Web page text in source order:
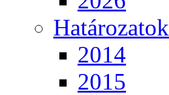
Határozatok
2014
2015